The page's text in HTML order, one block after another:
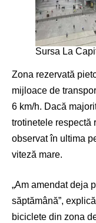
Sursa La
Zona rezervată
mijloace de
6 km/h. Dacă
trotinetele respectă
observat în ultima
viteză mare.
„Am amendat deja
săptămână”,
biciclete din zona